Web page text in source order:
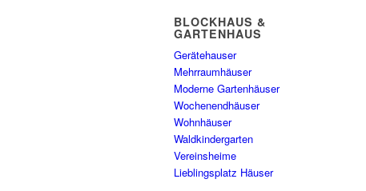
BLOCKHAUS &
GARTENHAUS
Gerätehauser
Mehrraumhäuser
Moderne Gartenhäuser
Wochenendhäuser
Wohnhäuser
Waldkindergarten
Vereinsheime
Lieblingsplatz Häuser